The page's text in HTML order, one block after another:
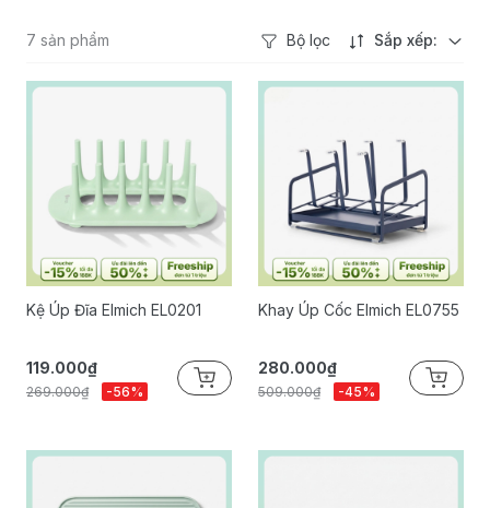
7 sản phẩm Bộ lọc Sắp xếp:
Kệ Úp Đĩa Elmich EL0201
119.000₫
269.000₫ -56%
Khay Úp Cốc Elmich EL0755
280.000₫
509.000₫ -45%